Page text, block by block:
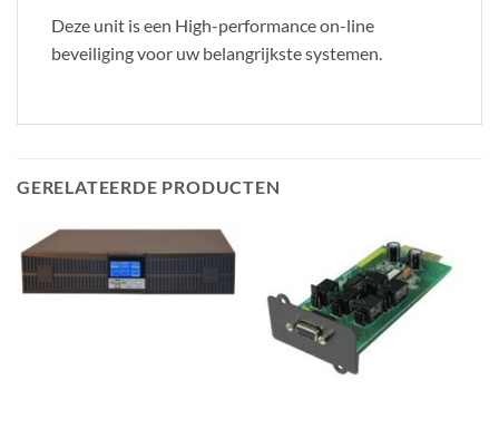
Deze unit is een High-performance on-line
beveiliging voor uw belangrijkste systemen.
GERELATEERDE PRODUCTEN